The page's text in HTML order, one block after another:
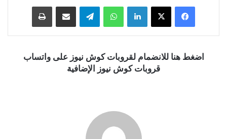
فيسبوك ‫X لينكدإن واتساب تيلقرام
اضغط هنا للانضمام لقروبات كوش نيوز على واتساب
قروبات كوش نيوز الإضافية